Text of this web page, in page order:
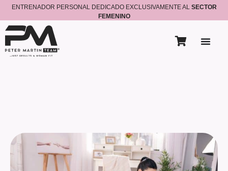
ENTRENADOR PERSONAL DEDICADO EXCLUSIVAMENTE AL SECTOR
FEMENINO